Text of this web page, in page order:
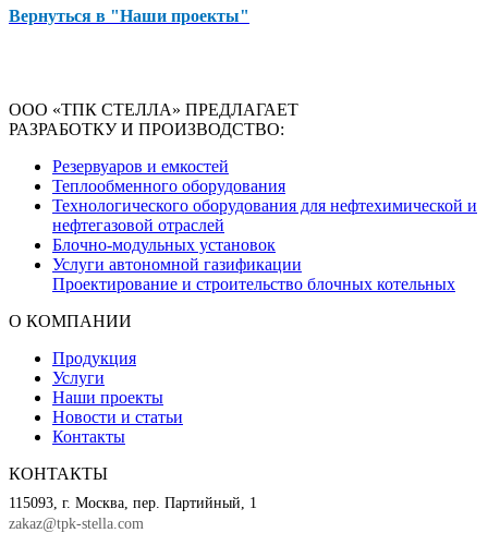
Вернуться в "Наши проекты"
ООО «ТПК СТЕЛЛА» ПРЕДЛАГАЕТ
РАЗРАБОТКУ И ПРОИЗВОДСТВО:
Резервуаров и емкостей
Теплообменного оборудования
Технологического оборудования для нефтехимической и
нефтегазовой отраслей
Блочно-модульных установок
Услуги автономной газификации
Проектирование и строительство блочных котельных
О КОМПАНИИ
Продукция
Услуги
Наши проекты
Новости и статьи
Контакты
КОНТАКТЫ
115093, г. Москва, пер. Партийный, 1
zakaz@tpk-stella.com